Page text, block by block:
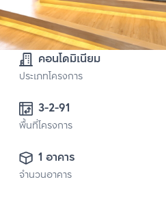
คอนโดมิเนียม
ประเภทโครงการ
3-2-91
พื้นที่โครงการ
1 อาคาร
จำนวนอาคาร